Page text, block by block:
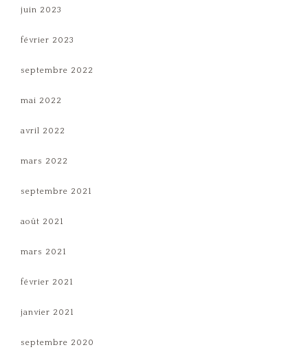
juin 2023
février 2023
septembre 2022
mai 2022
avril 2022
mars 2022
septembre 2021
août 2021
mars 2021
février 2021
janvier 2021
septembre 2020